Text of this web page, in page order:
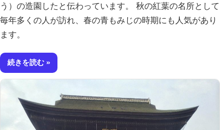
う）の造園したと伝わっています。 秋の紅葉の名所として
毎年多くの人が訪れ、春の青もみじの時期にも人気があり
ます。
続きを読む